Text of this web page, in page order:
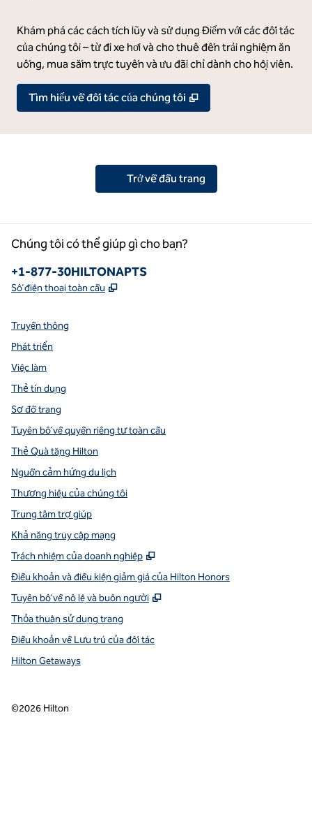
Khám phá các cách tích lũy và sử dụng Điểm với các đối tác
của chúng tôi – từ đi xe hơi và cho thuê đến trải nghiệm ăn
uống, mua sắm trực tuyến và ưu đãi chỉ dành cho hội viên.
Tìm hiểu về đối tác của chúng tôi ,
Trở về đầu trang
Chúng tôi có thể giúp gì cho bạn?
Điện thoại:
+1-877-30HILTONAPTS
Số điện thoại toàn cầu ,
Truyền thông
Phát triển
Việc làm
Thẻ tín dụng
Sơ đồ trang
Tuyên bố về quyền riêng tư toàn cầu
Thẻ Quà tặng Hilton
Nguồn cảm hứng du lịch
Thương hiệu của chúng tôi
Trung tâm trợ giúp
Khả năng truy cập mạng
Trách nhiệm của doanh nghiệp
,
Điều khoản và điều kiện giảm giá của Hilton Honors
Tuyên bố về nô lệ và buôn người
,
Thỏa thuận sử dụng trang
Điều khoản về Lưu trú của đối tác
Hilton Getaways
©2026 Hilton